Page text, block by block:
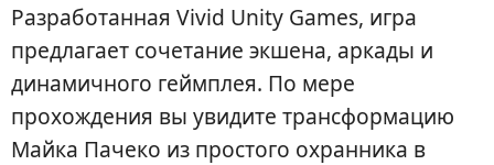
Разработанная Vivid Unity Games, игра
предлагает сочетание экшена, аркады и
динамичного геймплея. По мере
прохождения вы увидите трансформацию
Майка Пачеко из простого охранника в